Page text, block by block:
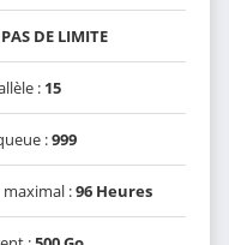
PAS DE LIMITE
: 15
:999
:96 Heures